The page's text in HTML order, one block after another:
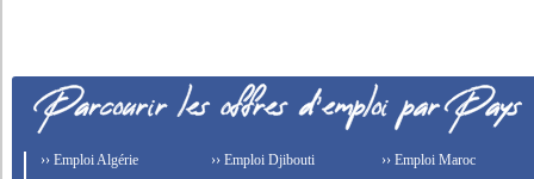
›› Emploi Algérie
›› Emploi Djibouti
›› Emploi Maroc